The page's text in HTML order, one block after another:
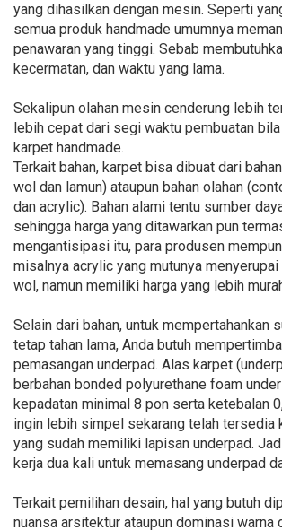
yang dihasilkan dengan mesin. Seperti
semua produk handmade umumnya
penawaran yang tinggi. Sebab
kecermatan, dan waktu yang lama.
Sekalipun olahan mesin cenderung lebih
lebih cepat dari segi waktu pembuatan
karpet handmade.
Terkait bahan, karpet bisa dibuat dari
wol dan lamun) ataupun bahan olahan
dan acrylic). Bahan alami tentu sumber
sehingga harga yang ditawarkan pun
mengantisipasi itu, para produsen
misalnya acrylic yang mutunya
wol, namun memiliki harga yang lebih
Selain dari bahan, untuk mempertahankan
tetap tahan lama, Anda butuh
pemasangan underpad. Alas karpet
berbahan bonded polyurethane foam
kepadatan minimal 8 pon serta ketebalan
ingin lebih simpel sekarang telah tersedia
yang sudah memiliki lapisan underpad.
kerja dua kali untuk memasang underpad
Terkait pemilihan desain, hal yang butuh
nuansa arsitektur ataupun dominasi warna